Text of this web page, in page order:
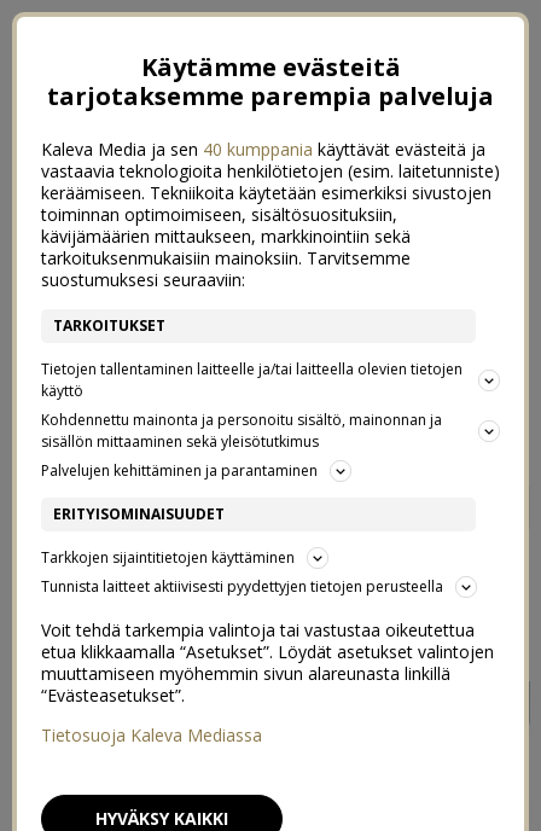
PUHDASTA HERKKULEIPÄÄ
Indiedays jaProvenayhteistyökampanja
Käytämme evästeitä
tarjotaksemme parempia palveluja
Kaleva Media ja sen 40 kumppania käyttävät evästeitä ja
vastaavia teknologioita henkilötietojen (esim. laitetunniste)
keräämiseen. Tekniikoita käytetään esimerkiksi sivustojen
toiminnan optimoimiseen, sisältösuosituksiin,
kävijämäärien mittaukseen, markkinointiin sekä
tarkoituksenmukaisiin mainoksiin. Tarvitsemme
suostumuksesi seuraaviin:
TARKOITUKSET
Tietojen tallentaminen laitteelle ja/tai laitteella olevien tietojen
käyttö
Kohdennettu mainonta ja personoitu sisältö, mainonnan ja
sisällön mittaaminen sekä yleisötutkimus
Palvelujen kehittäminen ja parantaminen
ERITYISOMINAISUUDET
Tarkkojen sijaintitietojen käyttäminen
Tunnista laitteet aktiivisesti pyydettyjen tietojen perusteella
Voit tehdä tarkempia valintoja tai vastustaa oikeutettua
etua klikkaamalla “Asetukset”. Löydät asetukset valintojen
muuttamiseen myöhemmin sivun alareunasta linkillä
“Evästeasetukset”.
Tietosuoja Kaleva Mediassa
HYVÄKSY KAIKKI